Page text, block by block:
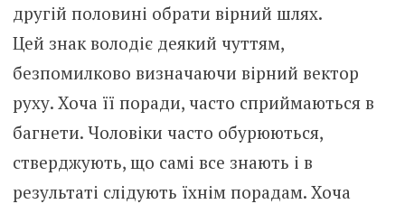
другій половині обрати вірний шлях.
Цей знак володіє деякий чуттям,
безпомилково визначаючи вірний вектор
руху. Хоча її поради, часто сприймаються в
багнети. Чоловіки часто обурюються,
стверджують, що самі все знають і в
результаті слідують їхнім порадам. Хоча